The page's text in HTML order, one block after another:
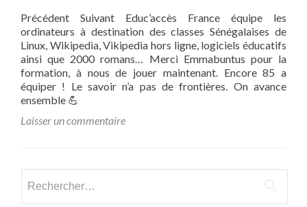
Précédent Suivant Educ’accès France équipe les
ordinateurs à destination des classes Sénégalaises de
Linux, Wikipedia, Vikipedia hors ligne, logiciels éducatifs
ainsi que 2000 romans… Merci Emmabuntus pour la
formation, à nous de jouer maintenant. Encore 85 a
équiper ! Le savoir n’a pas de frontières. On avance
ensemble 💪
Laisser un commentaire